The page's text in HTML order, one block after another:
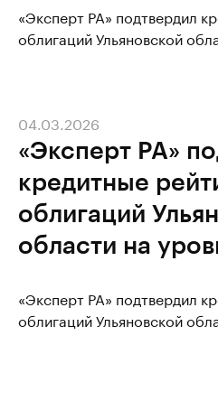
«Эксперт РА» подтвердил
облигаций Ульяновской
«Эксперт РА»
кредитные
облигаций
области на
04.03.2026
«Эксперт РА» подтвердил
облигаций Ульяновской